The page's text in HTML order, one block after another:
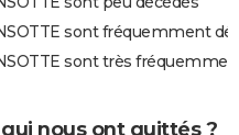
sont fréquemment
sont très
nous ont quittés ?